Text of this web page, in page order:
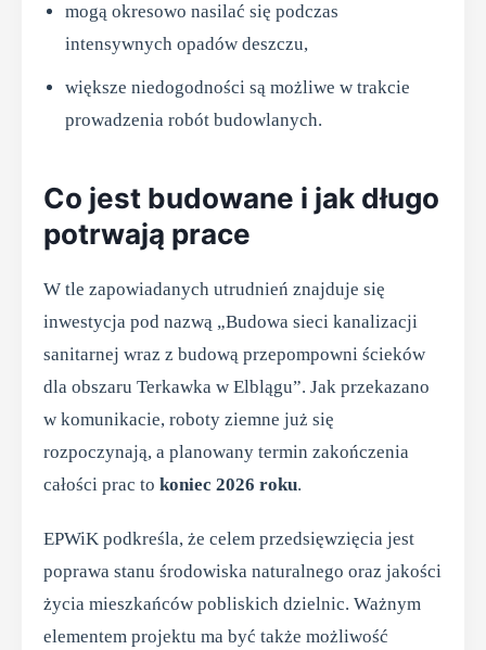
mogą okresowo nasilać się podczas
intensywnych opadów deszczu,
większe niedogodności są możliwe w trakcie
prowadzenia robót budowlanych.
Co jest budowane i jak długo
potrwają prace
W tle zapowiadanych utrudnień znajduje się
inwestycja pod nazwą „Budowa sieci kanalizacji
sanitarnej wraz z budową przepompowni ścieków
dla obszaru Terkawka w Elblągu”. Jak przekazano
w komunikacie, roboty ziemne już się
rozpoczynają, a planowany termin zakończenia
całości prac to koniec 2026 roku.
EPWiK podkreśla, że celem przedsięwzięcia jest
poprawa stanu środowiska naturalnego oraz jakości
życia mieszkańców pobliskich dzielnic. Ważnym
elementem projektu ma być także możliwość